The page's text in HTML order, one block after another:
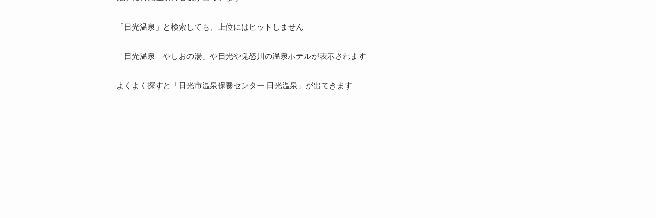
「日光温泉」と検索しても、上位にはヒットしません
「日光温泉 やしおの湯」や日光や鬼怒川の温泉ホテルが表示されます
よくよく探すと「日光市温泉保養センター 日光温泉」が出てきます